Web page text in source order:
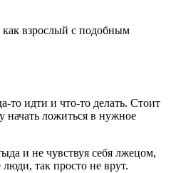
как взрослый с подобным
то идти и что-то делать. Стоит
начать ложиться в нужное
и не чувствуя себя лжецом,
так просто не врут.